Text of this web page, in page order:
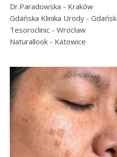
Dr.Paradowska - Kraków
Gdańska Klinika Urody - Gdańsk
Tesoroclinic - Wrocław
Naturallook - Katowice